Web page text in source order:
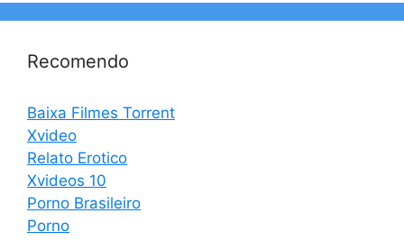
Recomendo
Baixa Filmes Torrent
Xvideo
Relato Erotico
Xvideos 10
Porno Brasileiro
Porno